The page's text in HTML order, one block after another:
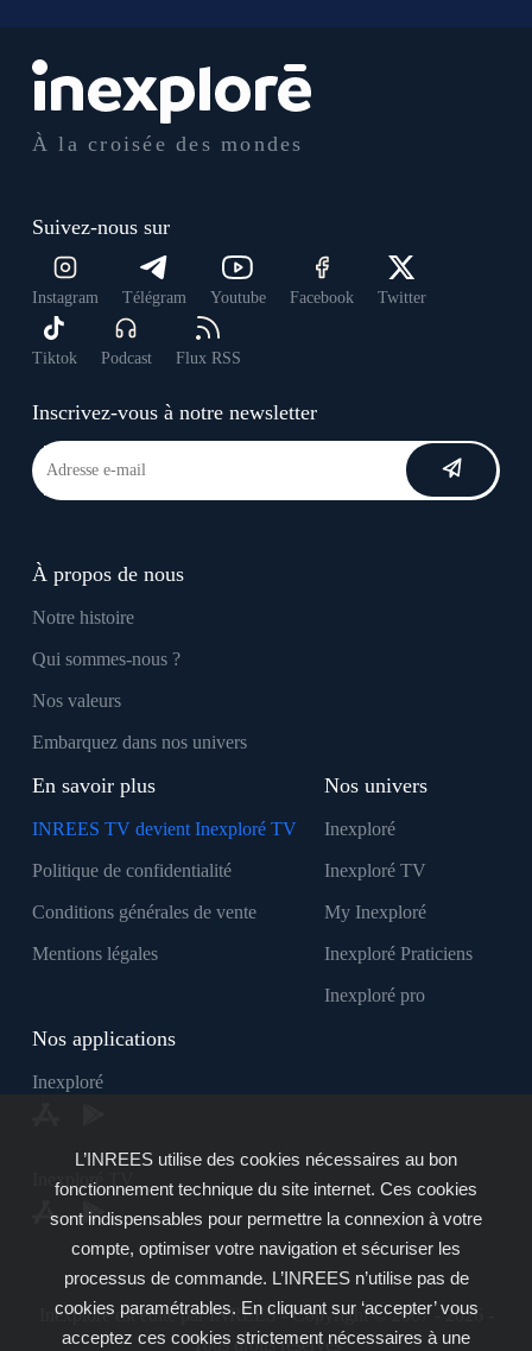
À la croisée des mondes
Suivez-nous sur
Instagram Télégram Youtube Facebook Twitter
Tiktok Podcast Flux RSS
Inscrivez-vous à notre newsletter
À propos de nous
Notre histoire
Qui sommes-nous ?
Nos valeurs
Embarquez dans nos univers
En savoir plus
INREES TV devient Inexploré TV
Politique de confidentialité
Conditions générales de vente
Mentions légales
Nos univers
Inexploré
Inexploré TV
My Inexploré
Inexploré Praticiens
Inexploré pro
Nos applications
Inexploré
Inexploré TV
Inexploré est édité par INREES - Copyright © 2007 - 2026 -
Tous droits réservés
L’INREES utilise des cookies nécessaires au bon
fonctionnement technique du site internet. Ces cookies
sont indispensables pour permettre la connexion à votre
compte, optimiser votre navigation et sécuriser les
processus de commande. L’INREES n’utilise pas de
cookies paramétrables. En cliquant sur ‘accepter’ vous
acceptez ces cookies strictement nécessaires à une